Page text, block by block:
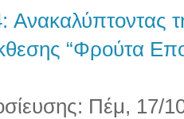
“Φρούτα
Πέμ, 17/